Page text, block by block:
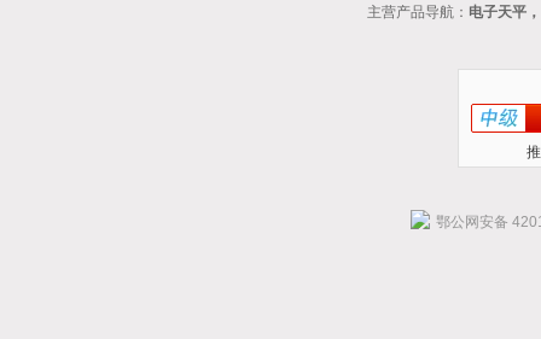
主营产品导航： 电子天平
鄂公网安备